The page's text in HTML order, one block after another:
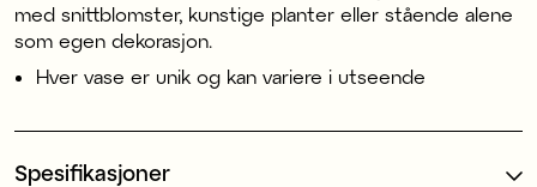
med snittblomster, kunstige planter eller stående alene
som egen dekorasjon.
Hver vase er unik og kan variere i utseende
Spesifikasjoner